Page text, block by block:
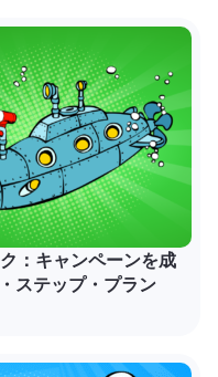
：キャンペーンを成
ステップ・プラン